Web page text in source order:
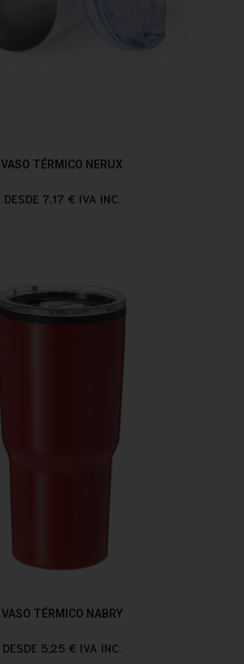
VASO TÉRMICO NERUX
DESDE 7,17 € IVA INC.
VASO TÉRMICO NABRY
DESDE 5,25 € IVA INC.